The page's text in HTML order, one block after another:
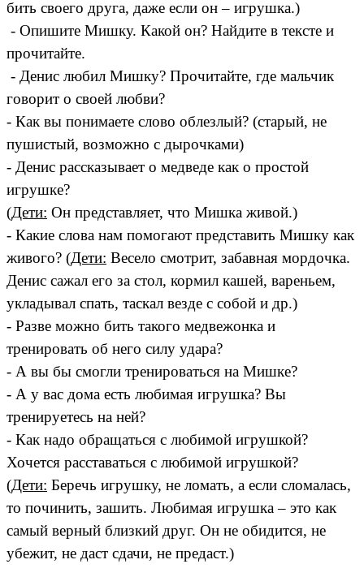
бить своего друга, даже если он – игрушка.)
- Опишите Мишку. Какой он? Найдите в тексте и
прочитайте.
- Денис любил Мишку? Прочитайте, где мальчик
говорит о своей любви?
- Как вы понимаете слово облезлый? (старый, не
пушистый, возможно с дырочками)
- Денис рассказывает о медведе как о простой
игрушке?
(Дети: Он представляет, что Мишка живой.)
- Какие слова нам помогают представить Мишку как
живого? (Дети: Весело смотрит, забавная мордочка.
Денис сажал его за стол, кормил кашей, вареньем,
укладывал спать, таскал везде с собой и др.)
- Разве можно бить такого медвежонка и
тренировать об него силу удара?
- А вы бы смогли тренироваться на Мишке?
- А у вас дома есть любимая игрушка? Вы
тренируетесь на ней?
- Как надо обращаться с любимой игрушкой?
Хочется расставаться с любимой игрушкой?
(Дети: Беречь игрушку, не ломать, а если сломалась,
то починить, зашить. Любимая игрушка – это как
самый верный близкий друг. Он не обидится, не
убежит, не даст сдачи, не предаст.)